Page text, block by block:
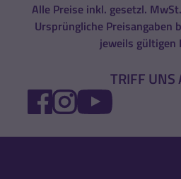
Alle Preise inkl. gesetzl.
Ursprüngliche Preisangaben
jeweils gültigen
TRIFF UNS
FACEBOOK
INSTAGRAM
YOUTUBE